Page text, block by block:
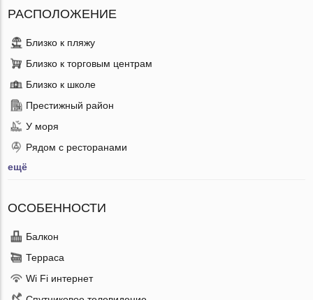
РАСПОЛОЖЕНИЕ
Близко к пляжу
Близко к торговым центрам
Близко к школе
Престижный район
У моря
Рядом с ресторанами
ещё
ОСОБЕННОСТИ
Балкон
Терраса
Wi Fi интернет